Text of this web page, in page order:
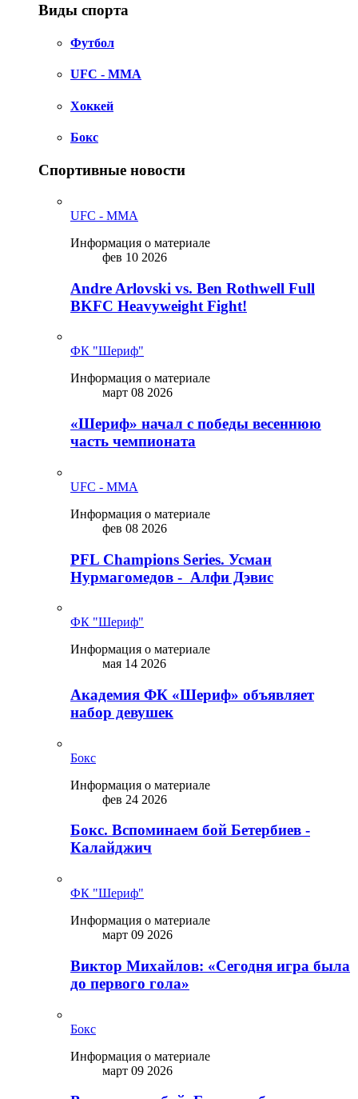
Виды спорта
Футбол
UFC - MMA
Хоккей
Бокс
Спортивные новости
UFC - MMA
Информация о материале
фев 10 2026
Andre Arlovski vs. Ben Rothwell Full
BKFC Heavyweight Fight!
ФК "Шериф"
Информация о материале
март 08 2026
«Шериф» начал с победы весеннюю
часть чемпионата
UFC - MMA
Информация о материале
фев 08 2026
PFL Champions Series. Усман
Нурмагомедов - Алфи Дэвис
ФК "Шериф"
Информация о материале
мая 14 2026
Академия ФК «Шериф» объявляет
набор девушек
Бокс
Информация о материале
фев 24 2026
Бокс. Вспоминаем бой Бетербиев -
Калайджич
ФК "Шериф"
Информация о материале
март 09 2026
Виктор Михайлов: «Сегодня игра была
до первого гола»
Бокс
Информация о материале
март 09 2026